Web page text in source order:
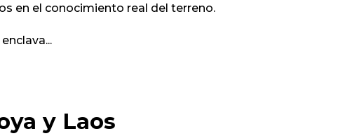
en el conocimiento real del terreno.
...
y Laos